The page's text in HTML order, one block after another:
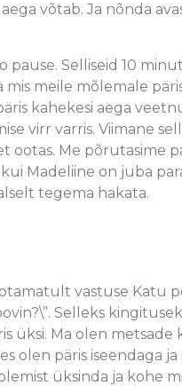
võtab. Ja nõnda
Selliseid 10
meile mõlemale
kahekesi aega
virr varris. Viimane
ootas. Me põrutasime
Madeliine on juba
tegema hakata.
vastuse Katu
Selleks
üksi. Ma olen metsade
olen päris iseendaga ja
üksinda ja kohe